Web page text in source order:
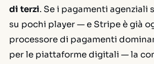
di terzi. Se i pagamenti agenziali
su pochi player — e Stripe è già
processore di pagamenti
per le piattaforme digitali — la